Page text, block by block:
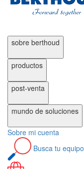
sobre berthoud
productos
post-venta
mundo de soluciones
Sobre mi cuenta
Busca tu equipo